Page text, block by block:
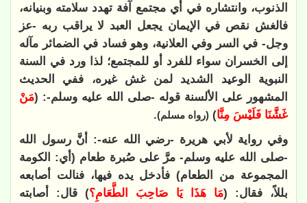
الذنوب، وانتشاره في أي مجتمع آفة تهدد سلامته وبنيانه،
فالغش نقص في الإيمان يجعل العبد لا يراقب ربه -عز
وجل- في السر وفي العلانية، وهو فساد في الضمائر مآله
إلى الخسران سواء للفرد أو للمجتمع؛ لذا ورد في السنة
النبوية الوعيد الشديد لمن غش غيره، ففي الحديث
المشهور على الألسنة قوله -صلى الله عليه وسلم-: (مَنْ
غَشَّنَا فَلَيْسَ مِنَّا) (رواه مسلم).
وفي رواية لأبي هريرة -رضي الله عنه-: أنَّ رسول الله
-صلى الله عليه وسلم- مرَّ على صُبرة طعام (أي: الكومة
المجموعة من الطعام) فأدخل يده فيها، فنالت أصابعه
بللاً، فقال: (مَا هَذَا يَا صَاحِبَ الطَّعَامِ؟) قال: أصابته